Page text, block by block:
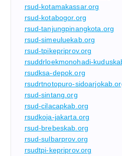
rsud-kotamakassar.org
rsud-kotabogor.org
rsud-tanjungpinangkota.org
rsud-simeuluekab.org
rsud-tpikepriprov.org
rsuddrloekmonohadi-
rsudksa-depok.org
rsudrtnotopuro-
rsud-sintang.org
rsud-cilacapkab.org
rsudkoja-jakarta.org
rsud-brebeskab.org
rsud-sulbarprov.org
rsudtpi-kepriprov.org